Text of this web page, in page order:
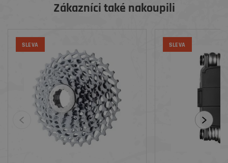
Zákazníci také nakoupili
SLEVA SLEVA